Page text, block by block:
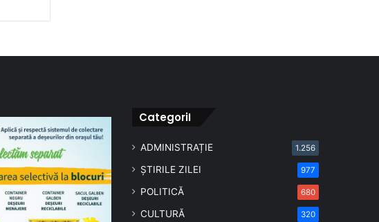
CategoriI
ADMINISTRAȚIE 1.256
ȘTIRILE ZILEI 977
POLITICĂ 680
CULTURĂ 320